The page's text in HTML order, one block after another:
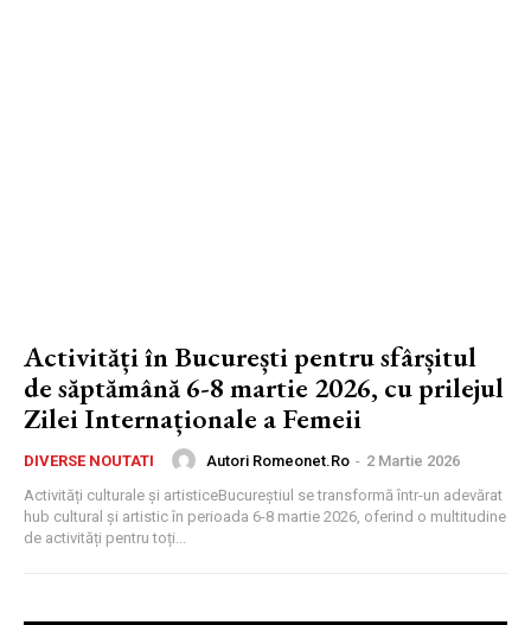
Activități în București pentru sfârșitul
de săptămână 6-8 martie 2026, cu prilejul
Zilei Internaționale a Femeii
DIVERSE NOUTATI Autori Romeonet.ro - 2 Martie 2026
Activități culturale și artisticeBucureștiul se transformă într-un adevărat
hub cultural și artistic în perioada 6-8 martie 2026, oferind o multitudine
de activități pentru toți...